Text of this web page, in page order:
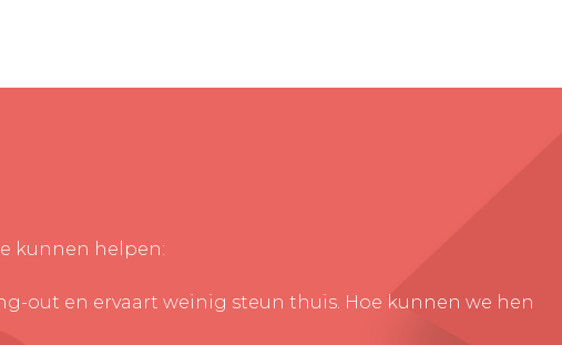
kunnen helpen:
out en ervaart weinig steun thuis. Hoe kunnen we hen